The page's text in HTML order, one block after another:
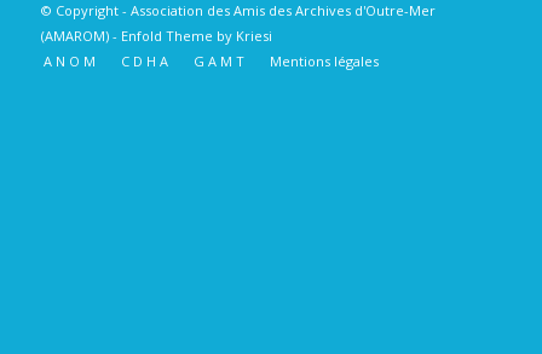
© Copyright - Association des Amis des Archives d'Outre-Mer
(AMAROM)- Enfold Theme by Kriesi
A N O M
C D H A G A M T Mentions légales